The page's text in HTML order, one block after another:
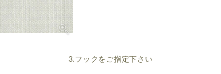
3.フックをご指定下さい